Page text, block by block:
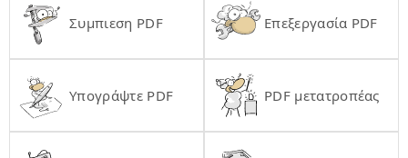
Συμπιεση PDF Επεξεργασία PDF
Υπογράψτε PDF PDF μετατροπέας